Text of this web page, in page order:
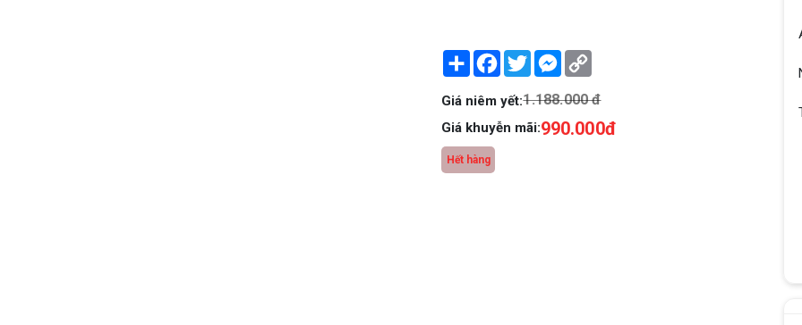
ShareFacebook
TwitterMessenger
Giá niêm yết:1.188.000 đ
Giá khuyễn mãi:990.000đ
Hết hàng